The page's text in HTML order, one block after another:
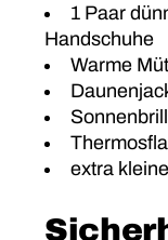
1 Paar
Handschuhe
Warme
extra